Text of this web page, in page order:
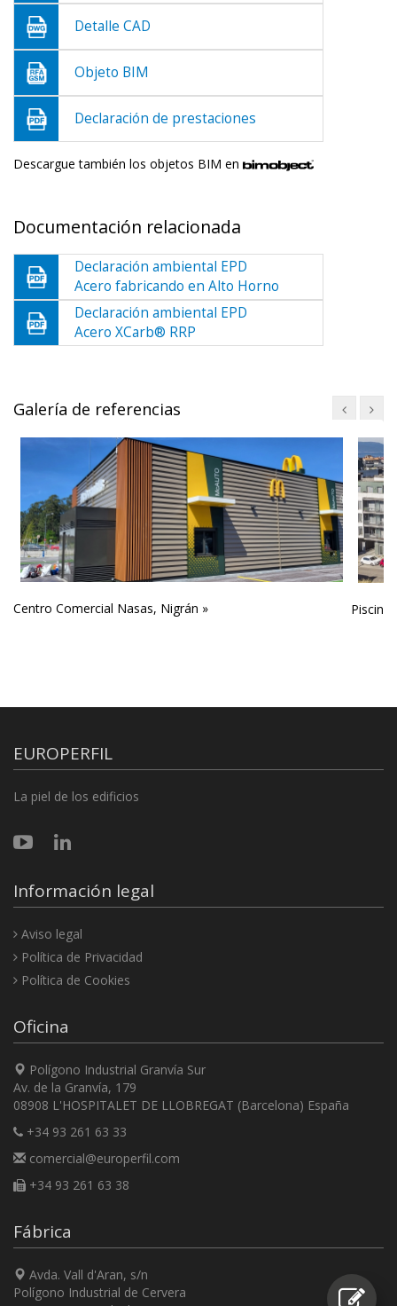
Detalle CAD
Objeto BIM
Declaración de prestaciones
Descargue también los objetos BIM en
Documentación relacionada
Declaración ambiental EPD
Acero fabricando en Alto Horno
Declaración ambiental EPD
Acero XCarb® RRP
Galería de referencias
Centro Comercial Nasas, Nigrán » Piscina
EUROPERFIL
La piel de los edificios
Información legal
Aviso legal
Política de Privacidad
Política de Cookies
Oficina
Polígono Industrial Granvía Sur
Av. de la Granvía, 179
08908 L'HOSPITALET DE LLOBREGAT (Barcelona) España
+34 93 261 63 33
comercial@europerfil.com
+34 93 261 63 38
Fábrica
Avda. Vall d'Aran, s/n
Polígono Industrial de Cervera